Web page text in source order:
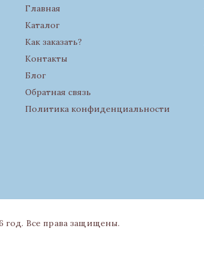
Главная
Каталог
Как заказать?
Контакты
Блог
Обратная связь
Политика конфиденциальности
год. Все права защищены.